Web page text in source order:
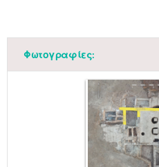
Φωτογραφίες: